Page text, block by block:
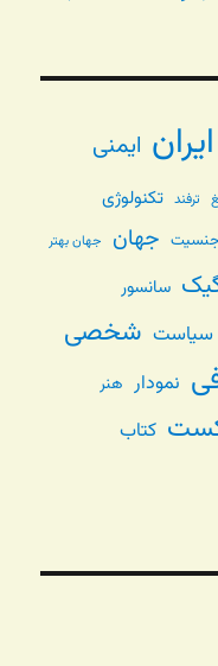
ایران ایمنی
ترفند تکنولوژی
جهان جهان بهتر
سانسور
سیاست شخصی
نمودار هنر
کتاب